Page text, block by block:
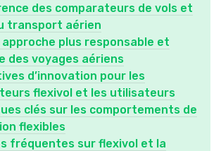
des comparateurs de vols et
transport aérien
approche plus responsable et
des voyages aériens
d’innovation pour les
flexivol et les utilisateurs
clés sur les comportements de
flexibles
fréquentes sur flexivol et la